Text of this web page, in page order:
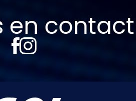
en contact